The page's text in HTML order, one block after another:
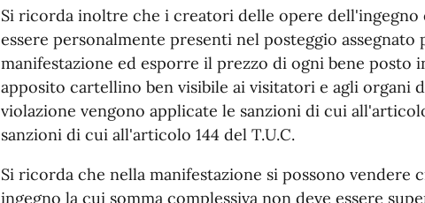
Si ricorda inoltre che i creatori delle opere dell'ingegno
essere personalmente presenti nel posteggio
manifestazione ed esporre il prezzo di ogni bene posto
apposito cartellino ben visibile ai visitatori e agli organi
violazione vengono applicate le sanzioni di cui
sanzioni di cui all'articolo 144 del T.U.C.
Si ricorda che nella manifestazione si possono vendere
ingegno la cui somma complessiva non deve essere